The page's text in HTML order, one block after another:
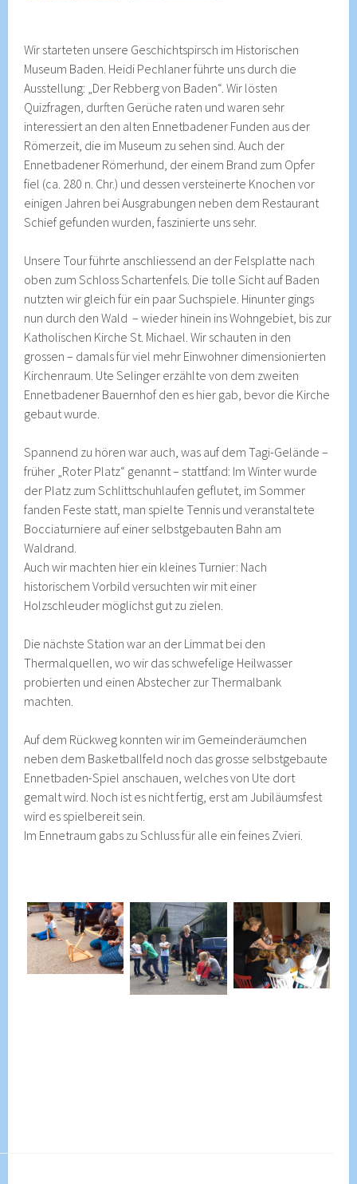
Wir starteten unsere Geschichtspirsch im Historischen
Museum Baden. Heidi Pechlaner führte uns durch die
Ausstellung: „Der Rebberg von Baden“. Wir lösten
Quizfragen, durften Gerüche raten und waren sehr
interessiert an den alten Ennetbadener Funden aus der
Römerzeit, die im Museum zu sehen sind. Auch der
Ennetbadener Römerhund, der einem Brand zum Opfer
fiel (ca. 280 n. Chr.) und dessen versteinerte Knochen vor
einigen Jahren bei Ausgrabungen neben dem Restaurant
Schief gefunden wurden, faszinierte uns sehr.
Unsere Tour führte anschliessend an der Felsplatte nach
oben zum Schloss Schartenfels. Die tolle Sicht auf Baden
nutzten wir gleich für ein paar Suchspiele. Hinunter gings
nun durch den Wald – wieder hinein ins Wohngebiet, bis zur
Katholischen Kirche St. Michael. Wir schauten in den
grossen – damals für viel mehr Einwohner dimensionierten
Kirchenraum. Ute Selinger erzählte von dem zweiten
Ennetbadener Bauernhof den es hier gab, bevor die Kirche
gebaut wurde.
Spannend zu hören war auch, was auf dem Tagi-Gelände –
früher „Roter Platz“ genannt – stattfand: Im Winter wurde
der Platz zum Schlittschuhlaufen geflutet, im Sommer
fanden Feste statt, man spielte Tennis und veranstaltete
Bocciaturniere auf einer selbstgebauten Bahn am
Waldrand.
Auch wir machten hier ein kleines Turnier: Nach
historischem Vorbild versuchten wir mit einer
Holzschleuder möglichst gut zu zielen.
Die nächste Station war an der Limmat bei den
Thermalquellen, wo wir das schwefelige Heilwasser
probierten und einen Abstecher zur Thermalbank
machten.
Auf dem Rückweg konnten wir im Gemeinderäumchen
neben dem Basketballfeld noch das grosse selbstgebaute
Ennetbaden-Spiel anschauen, welches von Ute dort
gemalt wird. Noch ist es nicht fertig, erst am Jubiläumsfest
wird es spielbereit sein.
Im Ennetraum gabs zu Schluss für alle ein feines Zvieri.